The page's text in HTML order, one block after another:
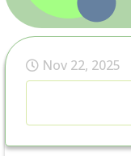
Nov 22, 2025